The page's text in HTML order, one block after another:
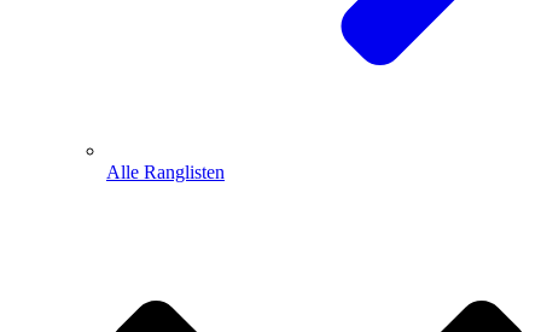
Alle Ranglisten